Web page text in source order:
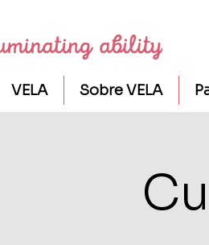
VELA Sobre VELA